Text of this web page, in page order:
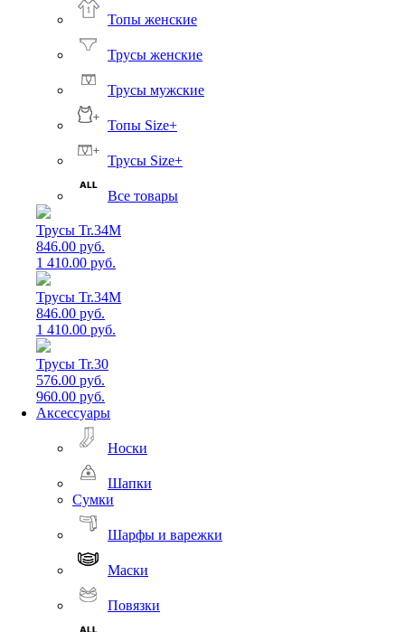
Топы женские
Трусы женские
Трусы мужские
Топы Size+
Трусы Size+
Все товары
Трусы Tr.34M
846.00 руб.
1 410.00 руб.
Трусы Tr.34M
846.00 руб.
1 410.00 руб.
Трусы Tr.30
576.00 руб.
960.00 руб.
Аксессуары
Носки
Шапки
Сумки
Шарфы и варежки
Маски
Повязки